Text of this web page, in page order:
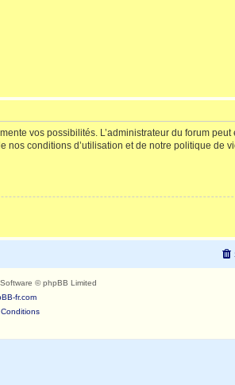
vos possibilités. L’administrateur du forum
conditions d’utilisation et de notre politique de
© phpBB Limited
fr.com
Conditions